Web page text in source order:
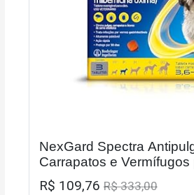
NexGard Spectra
Carrapatos e Vermífugos
de 3,6 a 7,5kg - 3 tabletes
R$ 109,76R$ 333,00